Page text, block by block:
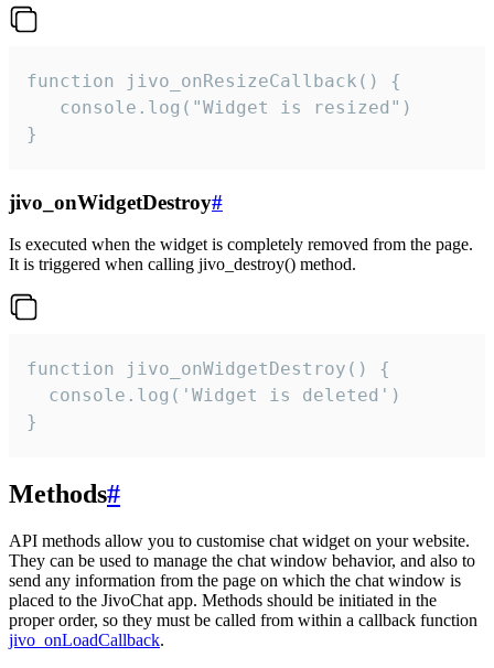
function jivo_onResizeCallback() {
   console.log("Widget is resized")
}
jivo_onWidgetDestroy#
Is executed when the widget is completely removed from the page.
It is triggered when calling jivo_destroy() method.
function jivo_onWidgetDestroy() {
  console.log('Widget is deleted')
}
Methods#
API methods allow you to customise chat widget on your website.
They can be used to manage the chat window behavior, and also to
send any information from the page on which the chat window is
placed to the JivoChat app. Methods should be initiated in the
proper order, so they must be called from within a callback function
jivo_onLoadCallback.